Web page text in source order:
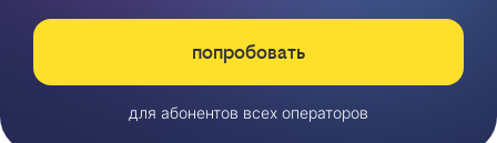
попробовать
для абонентов всех операторов